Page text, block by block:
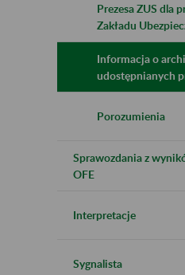
Prezesa ZUS dla
Zakładu
Informacja o
udostępnianych
Porozumienia
Sprawozdania z
OFE
Interpretacje
Sygnalista